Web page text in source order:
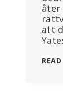
åter
att